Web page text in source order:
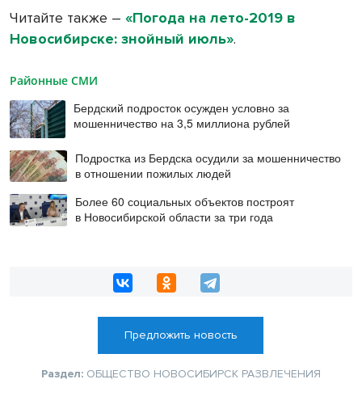
Читайте также – «Погода на лето-2019 в
Новосибирске: знойный июль».
Районные СМИ
Бердский подросток осужден условно за
мошенничество на 3,5 миллиона рублей
Подростка из Бердска осудили за мошенничество
в отношении пожилых людей
Более 60 социальных объектов построят
в Новосибирской области за три года
Предложить новость
Раздел: ОБЩЕСТВО НОВОСИБИРСК РАЗВЛЕЧЕНИЯ